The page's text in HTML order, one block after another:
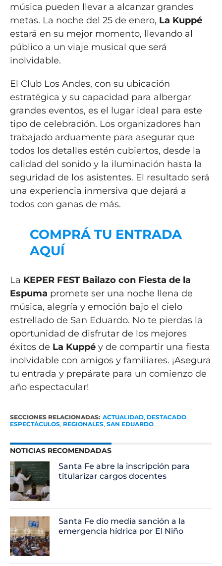
música pueden llevar a alcanzar grandes
metas. La noche del 25 de enero, La Kuppé
estará en su mejor momento, llevando al
público a un viaje musical que será
inolvidable.
El Club Los Andes, con su ubicación
estratégica y su capacidad para albergar
grandes eventos, es el lugar ideal para este
tipo de celebración. Los organizadores han
trabajado arduamente para asegurar que
todos los detalles estén cubiertos, desde la
calidad del sonido y la iluminación hasta la
seguridad de los asistentes. El resultado será
una experiencia inmersiva que dejará a
todos con ganas de más.
COMPRÁ TU ENTRADA
AQUÍ
La KEPER FEST Bailazo con Fiesta de la
Espuma promete ser una noche llena de
música, alegría y emoción bajo el cielo
estrellado de San Eduardo. No te pierdas la
oportunidad de disfrutar de los mejores
éxitos de La Kuppéy de compartir una fiesta
inolvidable con amigos y familiares. ¡Asegura
tu entrada y prepárate para un comienzo de
año espectacular!
SECCIONES RELACIONADAS: ACTUALIDAD, DESTACADO,
ESPECTÁCULOS, REGIONALES, SAN EDUARDO
NOTICIAS RECOMENDADAS
Santa Fe abre la inscripción para
titularizar cargos docentes
Santa Fe dio media sanción a la
emergencia hídrica por El Niño